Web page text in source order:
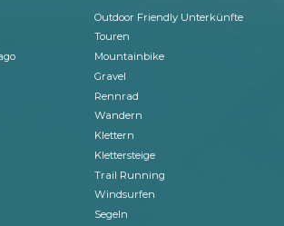
Outdoor Friendly Unterkünfte
Touren
Mountainbike
Gravel
Rennrad
Wandern
Klettern
Klettersteige
Trail Running
Windsurfen
Segeln